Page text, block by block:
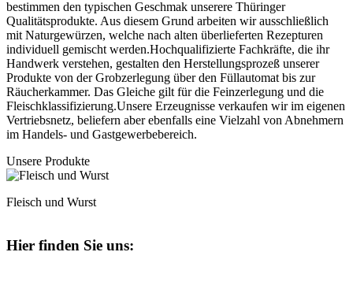
bestimmen den typischen Geschmak unserere Thüringer
Qualitätsprodukte. Aus diesem Grund arbeiten wir ausschließlich
mit Naturgewürzen, welche nach alten überlieferten Rezepturen
individuell gemischt werden.Hochqualifizierte Fachkräfte, die ihr
Handwerk verstehen, gestalten den Herstellungsprozeß unserer
Produkte von der Grobzerlegung über den Füllautomat bis zur
Räucherkammer. Das Gleiche gilt für die Feinzerlegung und die
Fleischklassifizierung.Unsere Erzeugnisse verkaufen wir im eigenen
Vertriebsnetz, beliefern aber ebenfalls eine Vielzahl von Abnehmern
im Handels- und Gastgewerbebereich.
Unsere Produkte
Fleisch und Wurst
Hier finden Sie uns: